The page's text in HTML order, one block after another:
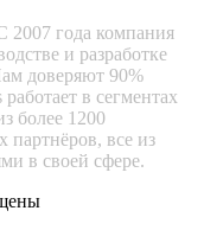
2007 года компания
и разработке
доверяют 90%
в сегментах
более 1200
партнёров, все из
в своей сфере.